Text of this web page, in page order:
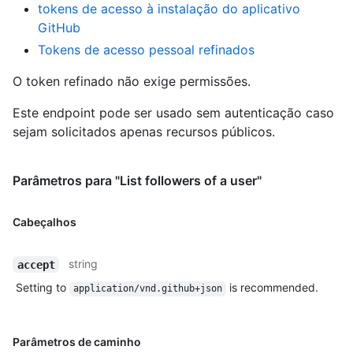
tokens de acesso à instalação do aplicativo
GitHub
Tokens de acesso pessoal refinados
O token refinado não exige permissões.
Este endpoint pode ser usado sem autenticação caso
sejam solicitados apenas recursos públicos.
Parâmetros para "List followers of a user"
Cabeçalhos
accept
string
Setting to
application/vnd.github+json is recommended.
Parâmetros de caminho